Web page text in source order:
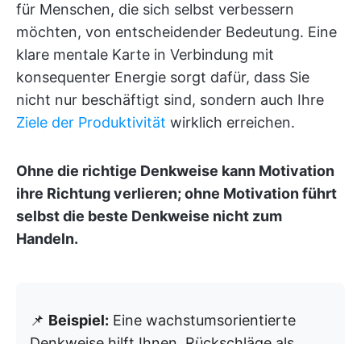
für Menschen, die sich selbst verbessern
möchten, von entscheidender Bedeutung. Eine
klare mentale Karte in Verbindung mit
konsequenter Energie sorgt dafür, dass Sie
nicht nur beschäftigt sind, sondern auch Ihre
Ziele der Produktivität wirklich erreichen.
Ohne die richtige Denkweise kann Motivation
ihre Richtung verlieren; ohne Motivation führt
selbst die beste Denkweise nicht zum
Handeln.
📌 Beispiel: Eine wachstumsorientierte